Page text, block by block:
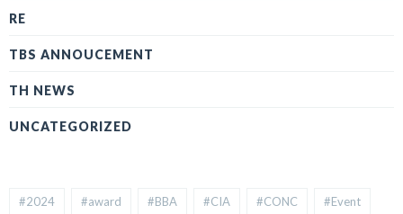
RE
TBS ANNOUCEMENT
TH NEWS
UNCATEGORIZED
#2024 #award #BBA #CIA #CONC #Event